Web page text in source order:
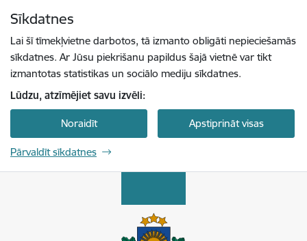
Sīkdatnes
Lai šī tīmekļvietne darbotos, tā izmanto obligāti nepieciešamās
sīkdatnes. Ar Jūsu piekrišanu papildus šajā vietnē var tikt
izmantotas statistikas un sociālo mediju sīkdatnes.
Lūdzu, atzīmējiet savu izvēli:
Noraidīt Apstiprināt visas
Pārvaldīt sīkdatnes